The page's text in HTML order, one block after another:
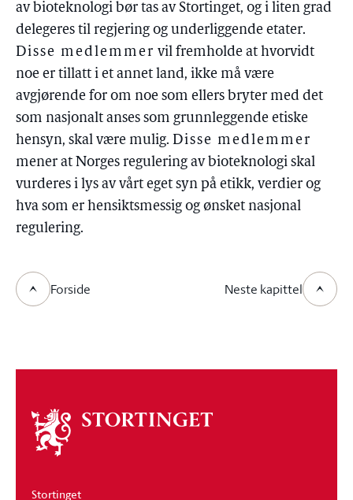
av bioteknologi bør tas av Stortinget, og i liten grad
delegeres til regjering og underliggende etater.
Disse medlemmer vil fremholde at hvorvidt
noe er tillatt i et annet land, ikke må være
avgjørende for om noe som ellers bryter med det
som nasjonalt anses som grunnleggende etiske
hensyn, skal være mulig. Disse medlemmer
mener at Norges regulering av bioteknologi skal
vurderes i lys av vårt eget syn på etikk, verdier og
hva som er hensiktsmessig og ønsket nasjonal
regulering.
Forside Neste kapittel
Om
stortinget
Stortinget